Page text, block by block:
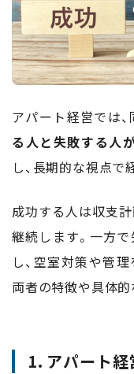
アパート経営では
る人と失敗する人
し、長期的な視点で
成功する人は収支
継続します。一方
し、空室対策や管
両者の特徴や具体的
1. アパート